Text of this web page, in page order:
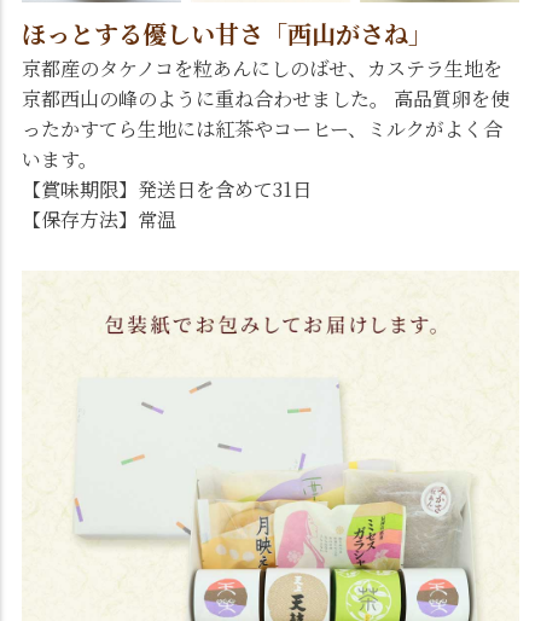
ほっとする優しい甘さ「西山がさね」
京都産のタケノコを粒あんにしのばせ、カステラ生地を
京都西山の峰のように重ね合わせました。 高品質卵を使
ったかすてら生地には紅茶やコーヒー、ミルクがよく合
います。
【賞味期限】発送日を含めて31日
【保存方法】常温